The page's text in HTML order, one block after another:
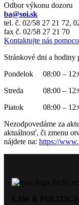
Odbor výkonu dozoru
ba@soi.sk
tel. č. 02/58 27 21 72,
fax č. 02/58 27 21 70
Kontaktujte nás
Stránkové dni a hodiny
Pondelok 08:00 –
Streda 08:00 –
Piatok 08:00 –
Nezodpovedáme za
aktuálnosť, či zmenu
nájdete na: https://